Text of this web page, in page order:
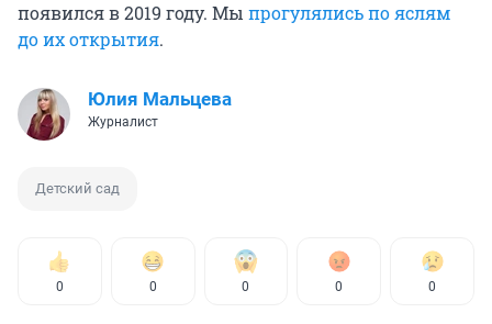
появился в 2019 году. Мы прогулялись по яслям
до их открытия.
Юлия Мальцева
Журналист
Детский сад
0 0 0 0 0